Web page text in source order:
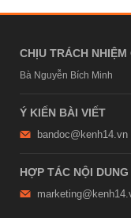
CHỊU TRÁCH
Bà Nguyễn Bích Minh
Ý KIẾN BÀI VIẾT
bandoc@kenh14.vn
HỢP TÁC NỘI DUNG